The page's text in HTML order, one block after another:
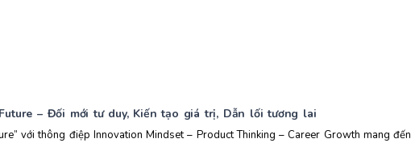
– Đối mới tư duy, Kiến tạo giá trị, Dẫn lối tương lai
với thông điệp Innovation Mindset – Product Thinking – Career Growth mang đến